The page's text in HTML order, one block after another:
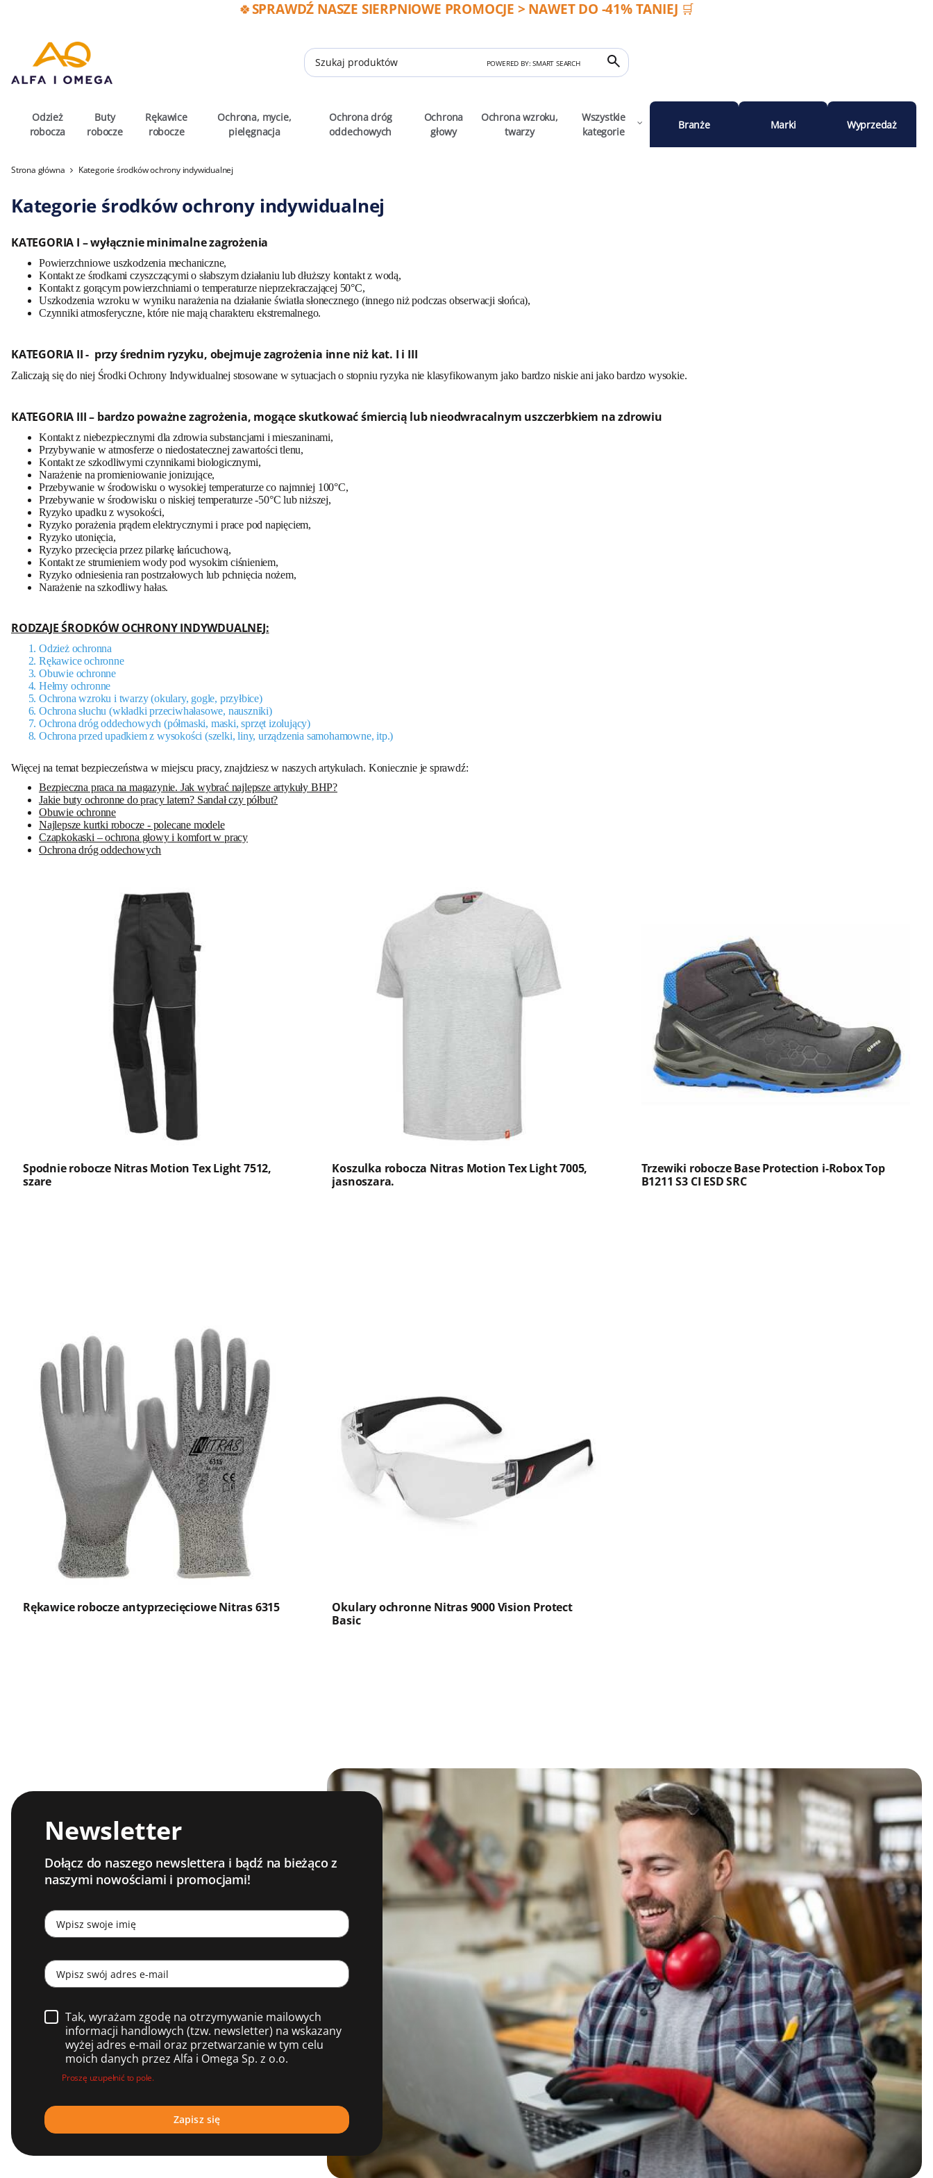
🍀SPRAWDŹ NASZE SIERPNIOWE PROMOCJE > NAWET DO -41% TANIEJ 🛒
POWERED BY: SMART SEARCH
Odzież
robocza
Buty
robocze
Rękawice
robocze
Ochrona, mycie,
pielęgnacja
Ochrona dróg
oddechowych
Ochrona
głowy
Ochrona wzroku,
twarzy
Wszystkie
kategorie
Branże Marki Wyprzedaż
Strona główna Kategorie środków ochrony indywidualnej
Kategorie środków ochrony indywidualnej
KATEGORIA I – wyłącznie minimalne zagrożenia
Powierzchniowe uszkodzenia mechaniczne,
Kontakt ze środkami czyszczącymi o słabszym działaniu lub dłuższy kontakt z wodą,
Kontakt z gorącym powierzchniami o temperaturze nieprzekraczającej 50°C,
Uszkodzenia wzroku w wyniku narażenia na działanie światła słonecznego (innego niż podczas obserwacji słońca),
Czynniki atmosferyczne, które nie mają charakteru ekstremalnego.
KATEGORIA II - przy średnim ryzyku, obejmuje zagrożenia inne niż kat. I i III
Zaliczają się do niej Środki Ochrony Indywidualnej stosowane w sytuacjach o stopniu ryzyka nie klasyfikowanym jako bardzo niskie ani jako bardzo wysokie.
KATEGORIA III – bardzo poważne zagrożenia, mogące skutkować śmiercią lub nieodwracalnym uszczerbkiem na zdrowiu
Kontakt z niebezpiecznymi dla zdrowia substancjami i mieszaninami,
Przybywanie w atmosferze o niedostatecznej zawartości tlenu,
Kontakt ze szkodliwymi czynnikami biologicznymi,
Narażenie na promieniowanie jonizujące,
Przebywanie w środowisku o wysokiej temperaturze co najmniej 100°C,
Przebywanie w środowisku o niskiej temperaturze -50°C lub niższej,
Ryzyko upadku z wysokości,
Ryzyko porażenia prądem elektrycznymi i prace pod napięciem,
Ryzyko utonięcia,
Ryzyko przecięcia przez pilarkę łańcuchową,
Kontakt ze strumieniem wody pod wysokim ciśnieniem,
Ryzyko odniesienia ran postrzałowych lub pchnięcia nożem,
Narażenie na szkodliwy hałas.
RODZAJE ŚRODKÓW OCHRONY INDYWDUALNEJ:
Odzież ochronna
Rękawice ochronne
Obuwie ochronne
Hełmy ochronne
Ochrona wzroku i twarzy (okulary, gogle, przyłbice)
Ochrona słuchu (wkładki przeciwhałasowe, nauszniki)
Ochrona dróg oddechowych (półmaski, maski, sprzęt izolujący)
Ochrona przed upadkiem z wysokości (szelki, liny, urządzenia samohamowne, itp.)
Więcej na temat bezpieczeństwa w miejscu pracy, znajdziesz w naszych artykułach. Koniecznie je sprawdź:
Bezpieczna praca na magazynie. Jak wybrać najlepsze artykuły BHP?
Jakie buty ochronne do pracy latem? Sandał czy półbut?
Obuwie ochronne
Najlepsze kurtki robocze - polecane modele
Czapkokaski – ochrona głowy i komfort w pracy
Ochrona dróg oddechowych
Spodnie robocze Nitras Motion Tex Light 7512,
szare
Koszulka robocza Nitras Motion Tex Light 7005,
jasnoszara.
Trzewiki robocze Base Protection i-Robox Top
B1211 S3 CI ESD SRC
Rękawice robocze antyprzecięciowe Nitras 6315
Okulary ochronne Nitras 9000 Vision Protect
Basic
Newsletter
Dołącz do naszego newslettera i bądź na bieżąco z
naszymi nowościami i promocjami!
Tak, wyrażam zgodę na otrzymywanie mailowych
informacji handlowych (tzw. newsletter) na wskazany
wyżej adres e-mail oraz przetwarzanie w tym celu
moich danych przez Alfa i Omega Sp. z o.o.
Proszę uzupełnić to pole.